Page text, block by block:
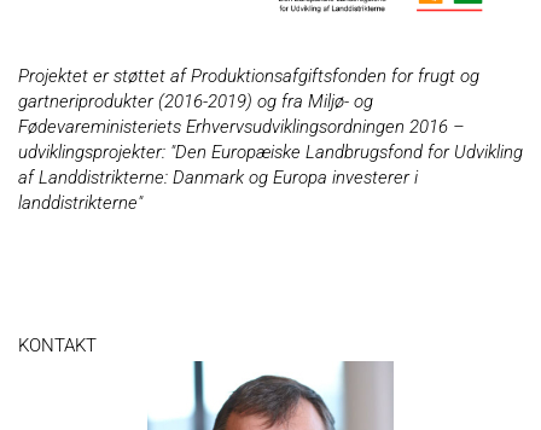
Projektet er støttet af Produktionsafgiftsfonden for frugt og
gartneriprodukter (2016-2019) og fra Miljø- og
Fødevareministeriets Erhvervsudviklingsordningen 2016 –
udviklingsprojekter: "Den Europæiske Landbrugsfond for Udvikling
af Landdistrikterne: Danmark og Europa investerer i
landdistrikterne"
KONTAKT